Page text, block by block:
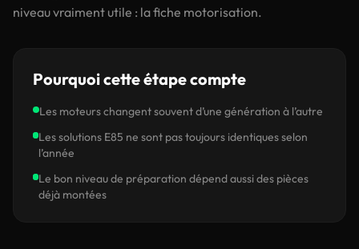
niveau vraiment utile : la fiche motorisation.
Pourquoi cette étape compte
Les moteurs changent souvent d’une génération à l’autre
Les solutions E85 ne sont pas toujours identiques selon
l’année
Le bon niveau de préparation dépend aussi des pièces
déjà montées